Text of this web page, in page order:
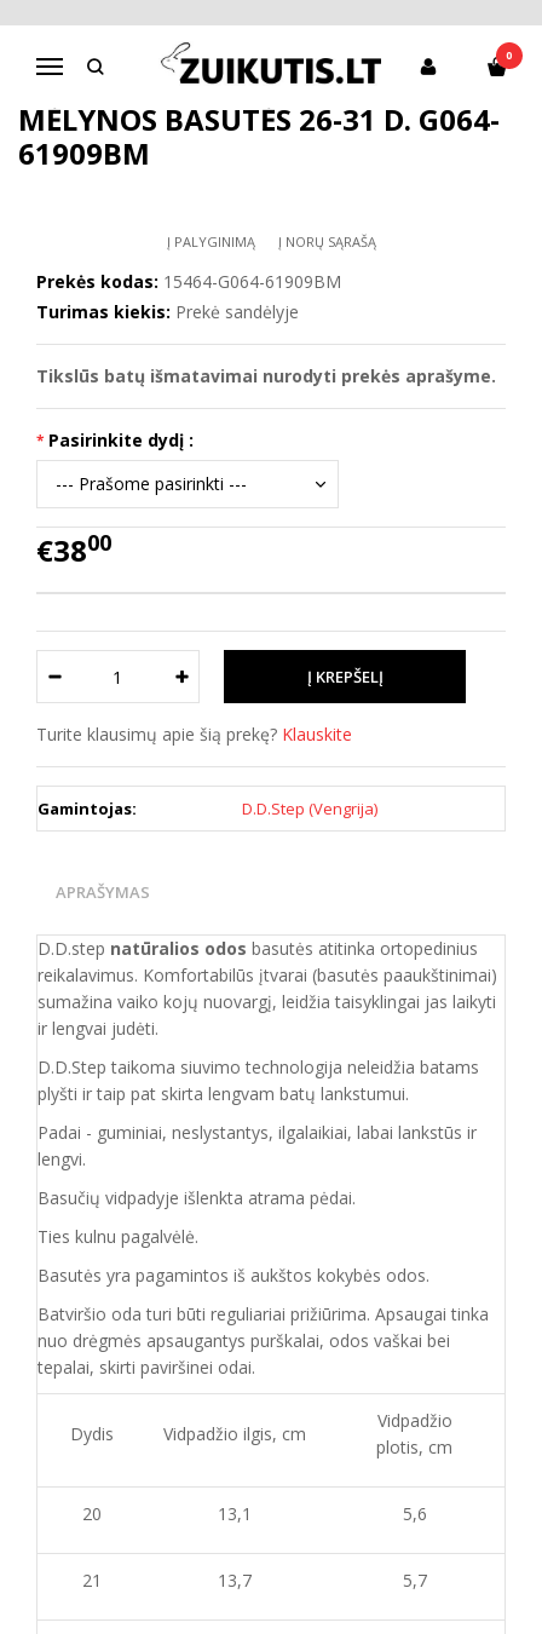
Navigacija
0
Pagrindinis
D.D.Step batai berniukams
Mėlynos basutės 26-31 d. G064-61909BM
MĖLYNOS BASUTĖS 26-31 D. G064-
61909BM
Į PALYGINIMĄ Į NORŲ SĄRAŠĄ
Prekės kodas: 15464-G064-61909BM
Turimas kiekis: Prekė sandėlyje
Tikslūs batų išmatavimai nurodyti prekės aprašyme.
Pasirinkite dydį :
€3800
Turite klausimų apie šią prekę? Klauskite
Gamintojas: D.D.Step (Vengrija)
APRAŠYMAS
D.D.step natūralios odos basutės atitinka ortopedinius
reikalavimus. Komfortabilūs įtvarai (basutės paaukštinimai)
sumažina vaiko kojų nuovargį, leidžia taisyklingai jas laikyti
ir lengvai judėti.
D.D.Step taikoma siuvimo technologija neleidžia batams
plyšti ir taip pat skirta lengvam batų lankstumui.
Padai - guminiai, neslystantys, ilgalaikiai, labai lankstūs ir
lengvi.
Basučių vidpadyje išlenkta atrama pėdai.
Ties kulnu pagalvėlė.
Basutės yra pagamintos iš aukštos kokybės odos.
Batviršio oda turi būti reguliariai prižiūrima. Apsaugai tinka
nuo drėgmės apsaugantys purškalai, odos vaškai bei
tepalai, skirti paviršinei odai.
Dydis Vidpadžio ilgis, cm
Vidpadžio
plotis, cm
20 13,1 5,6
21 13,7 5,7